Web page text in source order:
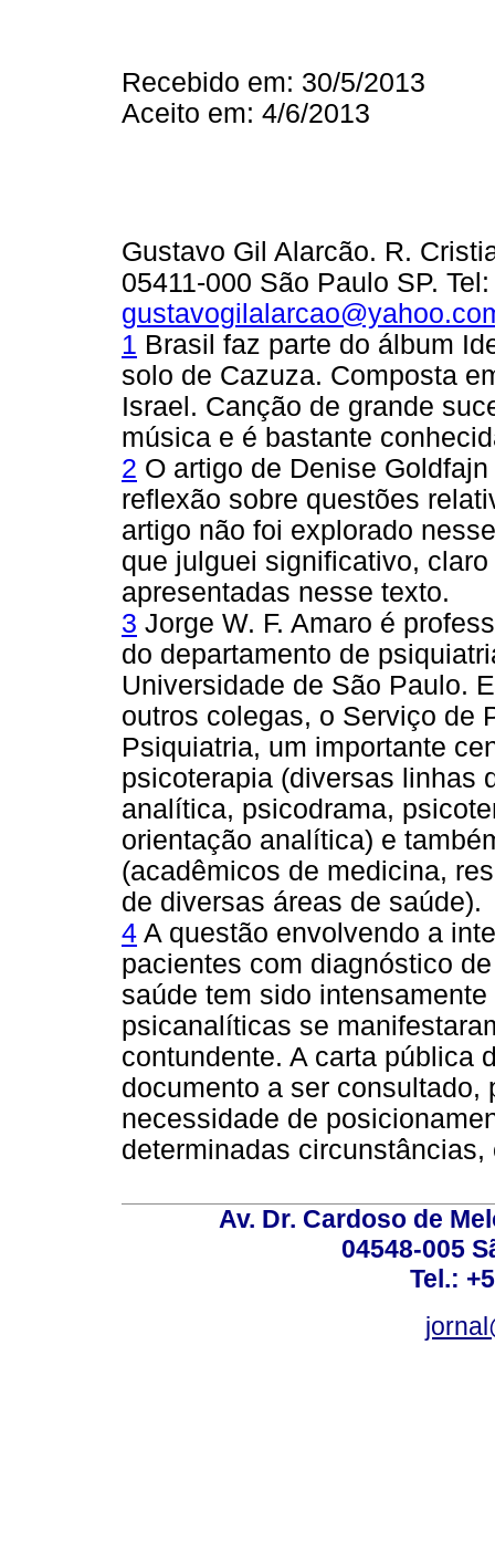
Recebido em: 30/5/2013
Aceito em: 4/6/2013
Gustavo Gil Alarcão. R.
05411-000 São Paulo SP.
1 Brasil faz parte do álbum
solo de Cazuza. Composta
Israel. Canção de grande
música e é bastante
2 O artigo de Denise
reflexão sobre questões
artigo não foi explorado
que julguei significativo,
apresentadas nesse texto.
3 Jorge W. F. Amaro é
do departamento de
Universidade de São Paulo.
outros colegas, o Serviço de
Psiquiatria, um importante
psicoterapia (diversas linhas
analítica, psicodrama,
orientação analítica) e
(acadêmicos de medicina,
de diversas áreas de saúde).
4 A questão envolvendo a
pacientes com diagnóstico
saúde tem sido
psicanalíticas se
contundente. A carta pública
documento a ser
necessidade de
determinadas circunstâncias,
Av. Dr. Cardoso de
04548-005
Tel.: